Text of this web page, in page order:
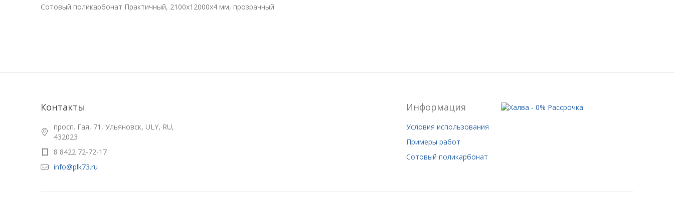
Сотовый поликарбонат Практичный, 2100х12000x4 мм, прозрачный
Контакты
просп. Гая, 71, Ульяновск, ULY, RU,
432023
8 8422 72-72-17
info@plk73.ru
Информация
Условия использования
Примеры работ
Сотовый поликарбонат